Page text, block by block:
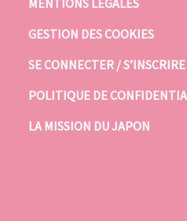
GESTION DES COOKIES
SE CONNECTER / S’INSCRIRE
POLITIQUE DE
LA MISSION DU JAPON